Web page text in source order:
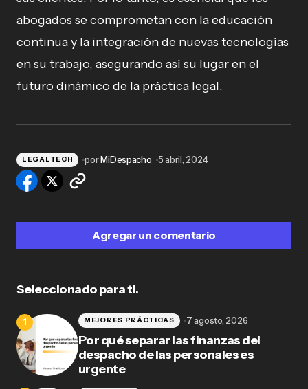
abogados se comprometan con la educación
continua y la integración de nuevas tecnologías
en su trabajo, asegurando así su lugar en el
futuro dinámico de la práctica legal.
LEGALTECH porMiDespacho 5 abril, 2024
Agregar un comentario
Los campos obligatorios están marcados con*
Nombre
Seleccionado para ti.
Por qué separar las finanzas del
despacho de las personales es
urgente
MEJORES PRÁCTICAS 7 agosto, 2026